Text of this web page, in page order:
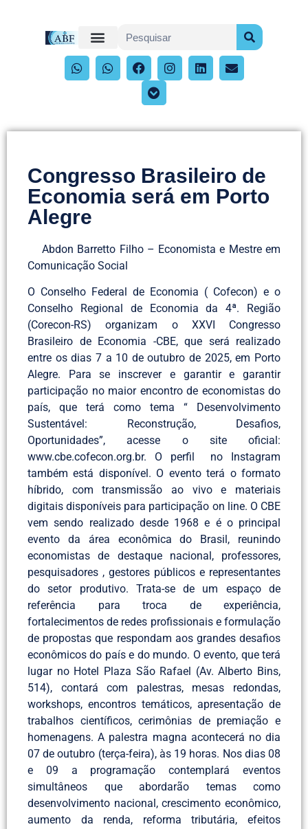
Congresso Brasileiro de
Economia será em Porto
Alegre
Abdon Barretto Filho – Economista e Mestre em
Comunicação Social
O Conselho Federal de Economia ( Cofecon) e o
Conselho Regional de Economia da 4ª. Região
(Corecon-RS) organizam o XXVI Congresso
Brasileiro de Economia -CBE, que será realizado
entre os dias 7 a 10 de outubro de 2025, em Porto
Alegre. Para se inscrever e garantir e garantir
participação no maior encontro de economistas do
país, que terá como tema “ Desenvolvimento
Sustentável: Reconstrução, Desafios,
Oportunidades”, acesse o site oficial:
www.cbe.cofecon.org.br. O perfil no Instagram
também está disponível. O evento terá o formato
híbrido, com transmissão ao vivo e materiais
digitais disponíveis para participação on line. O CBE
vem sendo realizado desde 1968 e é o principal
evento da área econômica do Brasil, reunindo
economistas de destaque nacional, professores,
pesquisadores , gestores públicos e representantes
do setor produtivo. Trata-se de um espaço de
referência para troca de experiência,
fortalecimentos de redes profissionais e formulação
de propostas que respondam aos grandes desafios
econômicos do país e do mundo. O evento, que terá
lugar no Hotel Plaza São Rafael (Av. Alberto Bins,
514), contará com palestras, mesas redondas,
workshops, encontros temáticos, apresentação de
trabalhos científicos, cerimônias de premiação e
homenagens. A palestra magna acontecerá no dia
07 de outubro (terça-feira), às 19 horas. Nos dias 08
e 09 a programação contemplará eventos
simultâneos que abordarão temas como
desenvolvimento nacional, crescimento econômico,
aumento da renda, reforma tributária, efeitos